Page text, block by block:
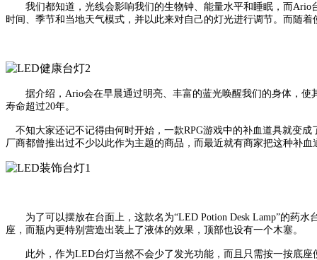
我们都知道，光线会影响我们的生物钟、能量水平和睡眠，而
时间、季节和当地天气模式，并以此来对自己的灯光进行调节。而随
据介绍，Ario会在早晨通过明亮、丰富的蓝光唤醒我们的身体，使
寿命超过20年。
不知大家还记不记得由何时开始，一款RPG游戏中的补血道具就变
厂商都曾推出过不少以此作为主题的商品，而最近就有商家把这种补血
为了可以摆放在台面上，这款名为“LED Potion Desk Lamp”的药水
座，而瓶内更特别营造出装上了液体的效果，顶部也设有一个木塞。
此外，作为LED台灯当然不会少了发光功能，而且只需按一按底